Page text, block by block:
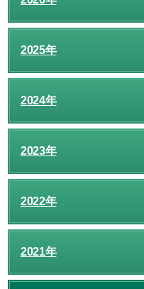
2025年
2024年
2023年
2022年
2021年